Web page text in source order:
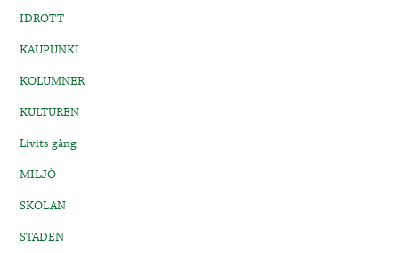
IDROTT
KAUPUNKI
KOLUMNER
KULTUREN
Livits gång
MILJÖ
SKOLAN
STADEN